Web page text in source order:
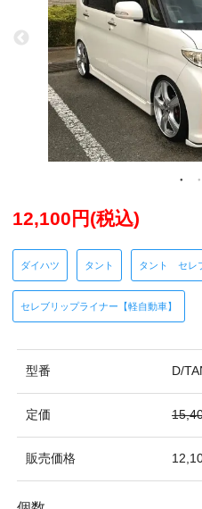
12,100円(税込)
ダイハツ タント タント セレ
セレブリップライナー【軽自動車】
型番 D/
定価
販売価格